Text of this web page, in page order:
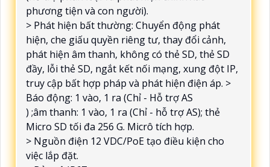
phương tiện và con người).
> Phát hiện bất thường: Chuyển động phát
hiện, che giấu quyền riêng tư, thay đổi cảnh,
phát hiện âm thanh, không có thẻ SD, thẻ SD
đầy, lỗi thẻ SD, ngắt kết nối mạng, xung đột IP,
truy cập bất hợp pháp và phát hiện điện áp. >
Báo động: 1 vào, 1 ra (Chỉ - Hỗ trợ AS
) ;âm thanh: 1 vào, 1 ra (Chỉ - hỗ trợ AS); thẻ
Micro SD tối đa 256 G. Micrô tích hợp.
> Nguồn điện 12 VDC/PoE tạo điều kiện cho
việc lắp đặt.